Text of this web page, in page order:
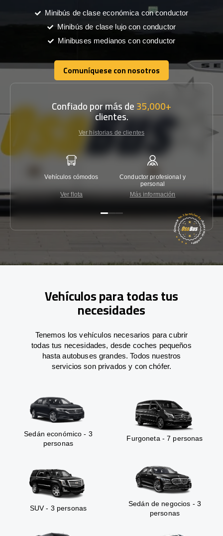
Minibús de clase económica con conductor
Minibús de clase lujo con conductor
Minibuses medianos con conductor
Comuníquese con nosotros
Comuníquese con nosotros
Confiado por más de35,000+
clientes.
Ver historias de clientes
Vehículos cómodos
Ver flota
Conductor profesional y
personal
Más información
Vehículos para todas tus
necesidades
Tenemos los vehículos necesarios para cubrir
todas tus necesidades, desde coches pequeños
hasta autobuses grandes. Todos nuestros
servicios son privados y con chófer.
Sedán económico - 3
personas
Furgoneta - 7 personas
SUV - 3 personas
Sedán de negocios - 3
personas